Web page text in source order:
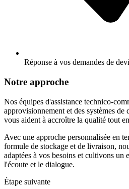
Réponse à vos demandes de
Notre approche
Nos équipes d'assistance technico-
approvisionnement et des systèmes
vous aident à accroître la qualité tout
Avec une approche personnalisée en
formule de stockage et de livraison,
adaptées à vos besoins et cultivons un
l'écoute et le dialogue.
Étape suivante